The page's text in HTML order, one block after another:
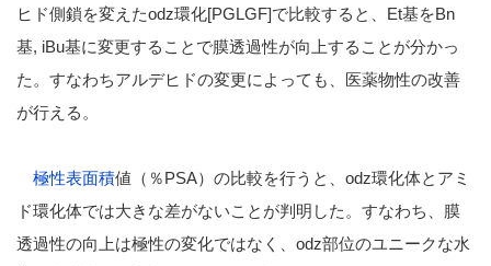
ヒド側鎖を変えたodz環化[PGLGF]で比較すると、Et基をBn
基, iBu基に変更することで膜透過性が向上することが分かっ
た。すなわちアルデヒドの変更によっても、医薬物性の改善
が行える。
極性表面積値（％PSA）の比較を行うと、odz環化体とアミ
ド環化体では大きな差がないことが判明した。すなわち、 膜
透過性の向上は極性の変化ではなく、odz部位のユニークな水